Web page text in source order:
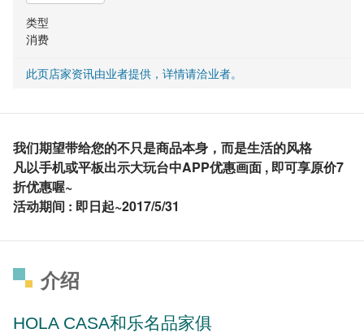
类型
消费
此页店家资讯由业者提供，详情请洽业者。
我们期望带给您的不只是商品本身，而是生活的风格
凡以手机或平板出示大玩台中APP优惠画面 , 即可享原价7
折优惠喔~
活动期间 : 即日起~2017/5/31
介绍
HOLA CASA和乐名品家俱